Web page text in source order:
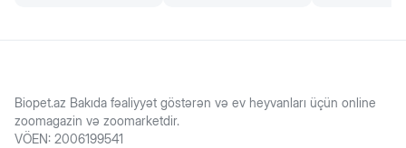
Biopet.az Bakıda fəaliyyət göstərən və ev heyvanları üçün online
zoomagazin və zoomarketdir.
VÖEN: 2006199541